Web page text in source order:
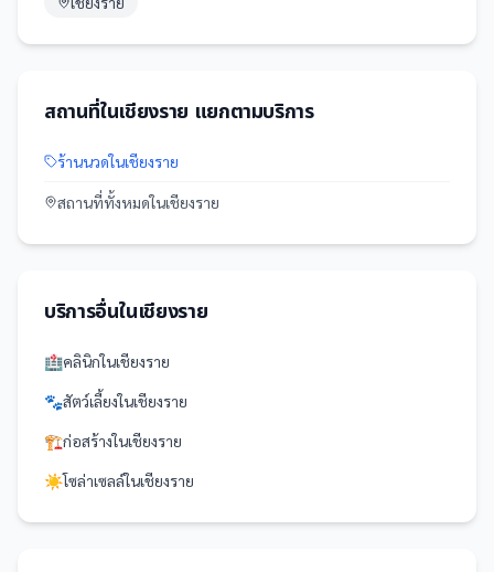
สถานที่ในเชียงราย แยกตามบริการ
ร้านนวดในเชียงราย
สถานที่ทั้งหมดในเชียงราย
บริการอื่นในเชียงราย
🏥คลินิกในเชียงราย
🐾สัตว์เลี้ยงในเชียงราย
🏗️ก่อสร้างในเชียงราย
☀️โซล่าเซลล์ในเชียงราย